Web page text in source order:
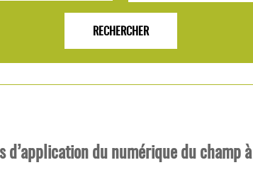
d’application du numérique du champ